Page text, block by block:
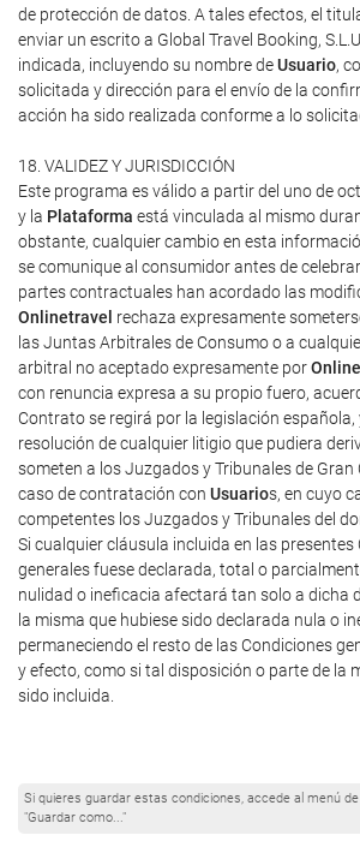
de protección de datos. A tales efectos, el
enviar un escrito a Global Travel Booking,
indicada, incluyendo su nombre deUsuario,
solicitada y dirección para el envío de la
acción ha sido realizada conforme a lo
18. VALIDEZ Y JURISDICCIÓN
Este programa es válido a partir del uno de
y la Plataforma está vinculada al mismo
obstante, cualquier cambio en esta
se comunique al consumidor antes de
partes contractuales han acordado las
Onlinetravel rechaza expresamente
las Juntas Arbitrales de Consumo o a
arbitral no aceptado expresamente por
con renuncia expresa a su propio fuero,
Contrato se regirá por la legislación española,
resolución de cualquier litigio que pudiera
someten a los Juzgados y Tribunales de Gran
caso de contratación con Usuarios, en cuyo
competentes los Juzgados y Tribunales del
Si cualquier cláusula incluida en las presentes
generales fuese declarada, total o
nulidad o ineficacia afectará tan solo a dicha
la misma que hubiese sido declarada nula o
permaneciendo el resto de las Condiciones
y efecto, como si tal disposición o parte de la
sido incluida.
Si quieres guardar estas condiciones, accede al menú
"Guardar como..."